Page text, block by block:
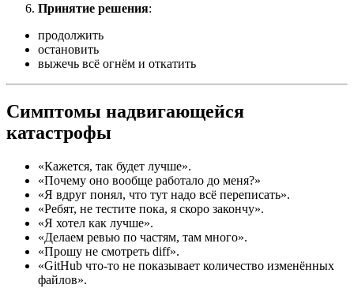
Принятие решения:
продолжить
остановить
выжечь всё огнём и откатить
Симптомы надвигающейся
катастрофы
«Кажется, так будет лучше».
«Почему оно вообще работало до меня?»
«Я вдруг понял, что тут надо всё переписать».
«Ребят, не тестите пока, я скоро закончу».
«Я хотел как лучше».
«Делаем ревью по частям, там много».
«Прошу не смотреть diff».
«GitHub что-то не показывает количество изменённых
файлов».